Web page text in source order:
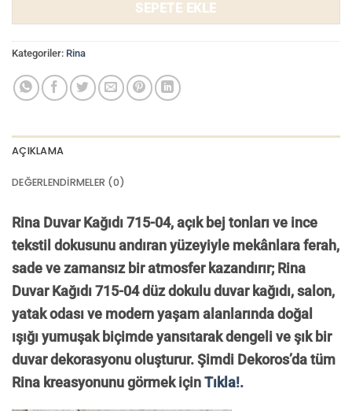
SEPETE EKLE
Kategoriler: Rina
AÇIKLAMA
DEĞERLENDIRMELER (0)
Rina Duvar Kağıdı 715-04, açık bej tonları ve ince
tekstil dokusunu andıran yüzeyiyle mekânlara ferah,
sade ve zamansız bir atmosfer kazandırır; Rina
Duvar Kağıdı 715-04 düz dokulu duvar kağıdı, salon,
yatak odası ve modern yaşam alanlarında doğal
ışığı yumuşak biçimde yansıtarak dengeli ve şık bir
duvar dekorasyonu oluşturur. Şimdi Dekoros’da tüm
Rina kreasyonunu görmek içinTıkla!.